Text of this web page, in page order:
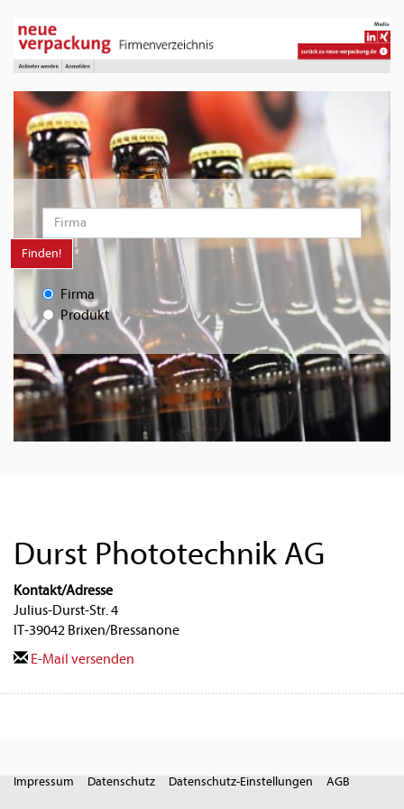
Finden!
Firma
Produkt
Durst Phototechnik AG
Kontakt/Adresse
Julius-Durst-Str. 4
IT-39042 Brixen/Bressanone
E-Mail versenden
Impressum Datenschutz Datenschutz-Einstellungen AGB